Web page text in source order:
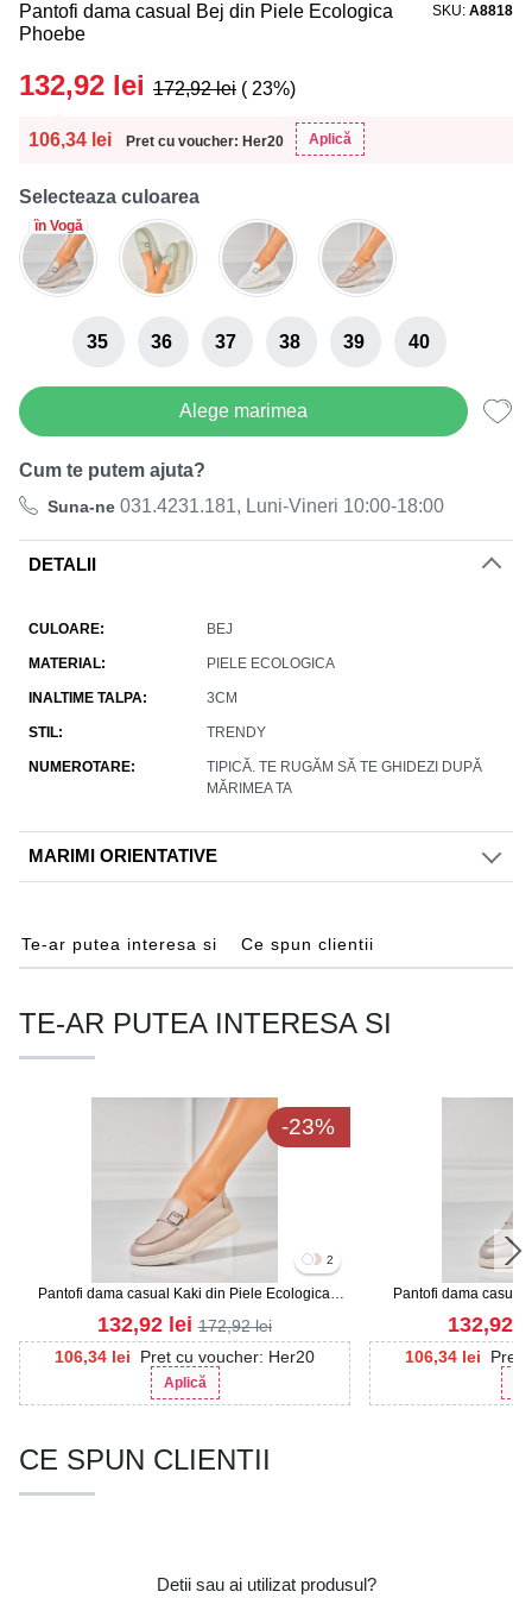
Pantofi dama casual Bej din Piele Ecologica
Phoebe
SKU A8818
106,34 lei Pret cu voucher: Her20 Aplică
132,92 lei 172,92lei ( 23%)
Selecteaza culoarea
în Vogă
35 36 37 38 39 40
Alege marimea
Cum te putem ajuta?
Suna-ne 031.4231.181, Luni-Vineri 10:00-18:00
DETALII
CULOARE BEJ
MATERIAL PIELE ECOLOGICA
INALTIME TALPA 3CM
STIL TRENDY
NUMEROTARE
TIPICĂ. TE RUGĂM SĂ TE GHIDEZI DUPĂ
MĂRIMEA TA
MARIMI ORIENTATIVE
Te-ar putea interesa si Ce spun clientii
TE-AR PUTEA INTERESA SI
-23%
2
Pantofi dama casual Kaki din Piele Ecologica
Phoebe
106,34 lei Pret cu voucher: Her20
Aplică
132,92 lei 172,92lei
Pantofi dama casual
106,34 lei Pret
132,92
CE SPUN CLIENTII
Detii sau ai utilizat produsul?